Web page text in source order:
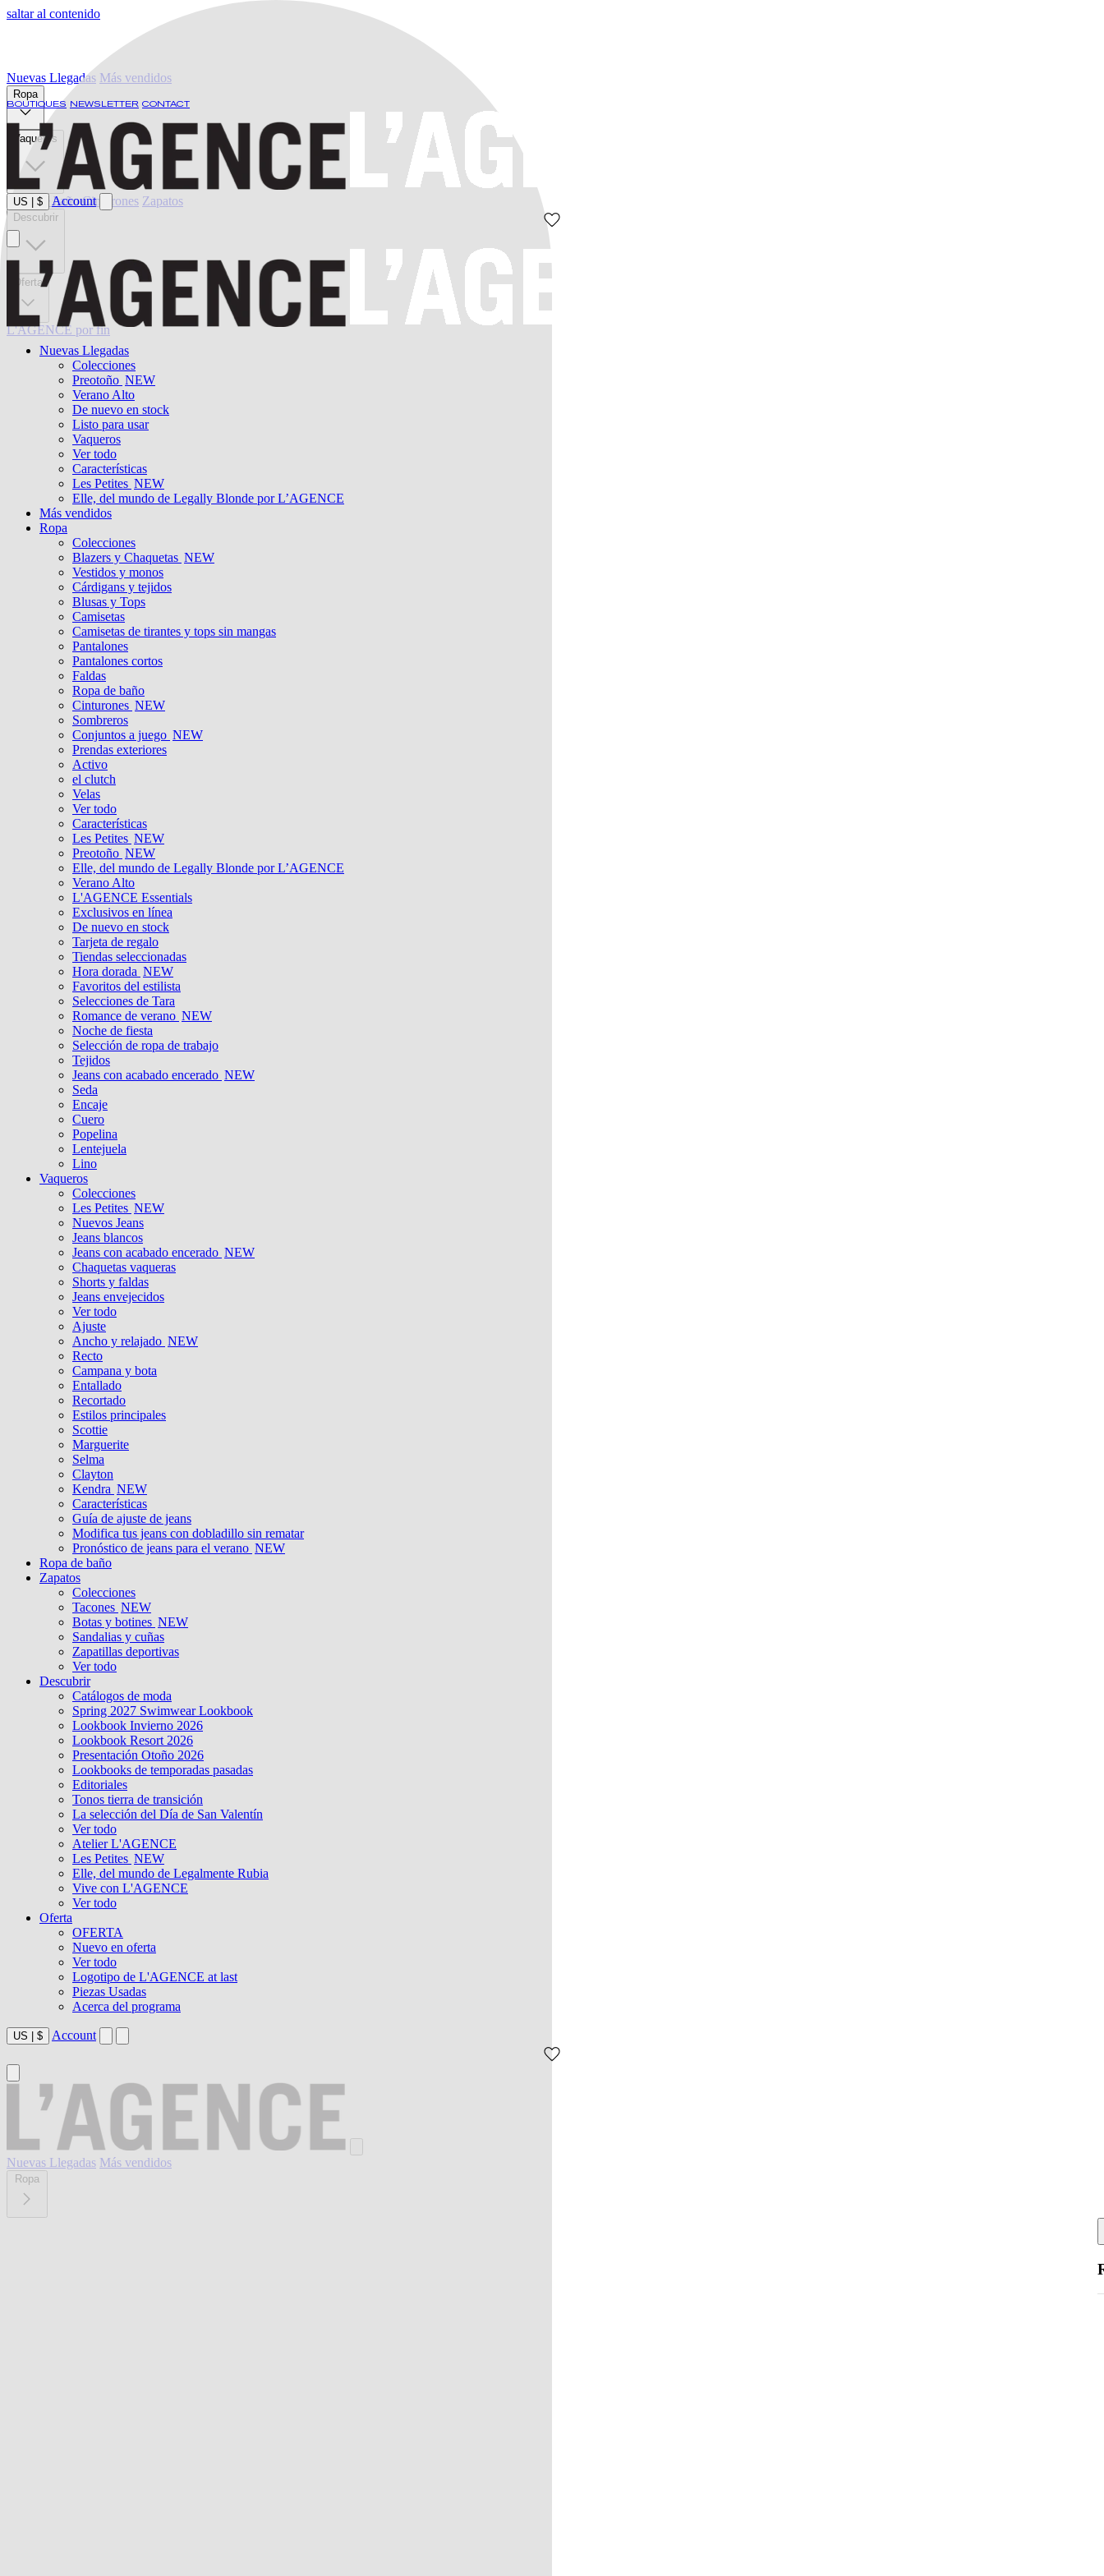
saltar al contenido
BOUTIQUES NEWSLETTER CONTACT
US $ Account
Nuevas Llegadas
Colecciones
Preotoño NEW
Verano Alto
De nuevo en stock
Listo para usar
Vaqueros
Ver todo
Características
Les Petites NEW
Elle, del mundo de Legally Blonde por L’AGENCE
Más vendidos
Ropa
Colecciones
Blazers y Chaquetas NEW
Vestidos y monos
Cárdigans y tejidos
Blusas y Tops
Camisetas
Camisetas de tirantes y tops sin mangas
Pantalones
Pantalones cortos
Faldas
Ropa de baño
Cinturones NEW
Sombreros
Conjuntos a juego NEW
Prendas exteriores
Activo
el clutch
Velas
Ver todo
Características
Les Petites NEW
Preotoño NEW
Elle, del mundo de Legally Blonde por L’AGENCE
Verano Alto
L'AGENCE Essentials
Exclusivos en línea
De nuevo en stock
Tarjeta de regalo
Tiendas seleccionadas
Hora dorada NEW
Favoritos del estilista
Selecciones de Tara
Romance de verano NEW
Noche de fiesta
Selección de ropa de trabajo
Tejidos
Jeans con acabado encerado NEW
Seda
Encaje
Cuero
Popelina
Lentejuela
Lino
Vaqueros
Colecciones
Les Petites NEW
Nuevos Jeans
Jeans blancos
Jeans con acabado encerado NEW
Chaquetas vaqueras
Shorts y faldas
Jeans envejecidos
Ver todo
Ajuste
Ancho y relajado NEW
Recto
Campana y bota
Entallado
Recortado
Estilos principales
Scottie
Marguerite
Selma
Clayton
Kendra NEW
Características
Guía de ajuste de jeans
Modifica tus jeans con dobladillo sin rematar
Pronóstico de jeans para el verano NEW
Ropa de baño
Zapatos
Colecciones
Tacones NEW
Botas y botines NEW
Sandalias y cuñas
Zapatillas deportivas
Ver todo
Descubrir
Catálogos de moda
Spring 2027 Swimwear Lookbook
Lookbook Invierno 2026
Lookbook Resort 2026
Presentación Otoño 2026
Lookbooks de temporadas pasadas
Editoriales
Tonos tierra de transición
La selección del Día de San Valentín
Ver todo
Atelier L'AGENCE
Les Petites NEW
Elle, del mundo de Legalmente Rubia
Vive con L'AGENCE
Ver todo
Oferta
OFERTA
Nuevo en oferta
Ver todo
Logotipo de L'AGENCE at last
Piezas Usadas
Acerca del programa
US $ Account
Nuevas Llegadas Más vendidos
Ropa
Nuevas Llegadas Más vendidos
Ropa
Vaqueros
Ropa de baño Cinturones Zapatos
Descubrir
Oferta
L'AGENCE por fin